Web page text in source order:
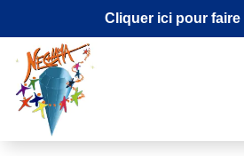
Cliquer ici pour faire